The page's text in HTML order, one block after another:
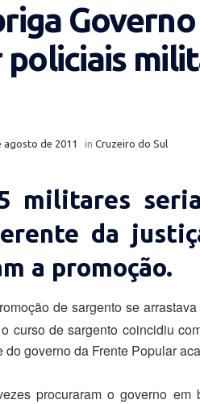
agosto de 2011 in Cruzeiro do Sul
militares
da
a promoção.
de sargento se
curso de sargento coincidiu
governo da Frente Popular
procuraram o governo